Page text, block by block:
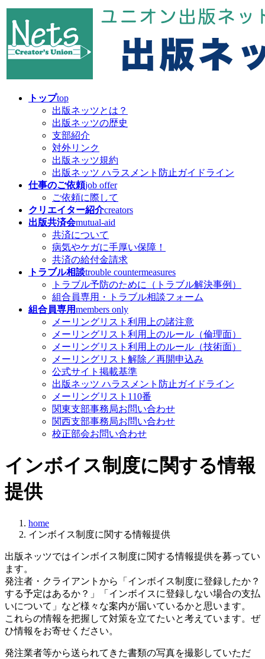
コ
ン
ン
ツ
ナ
ビ
ー
シ
トップtop
出版ネッツとは？
出版ネッツの歴史
支部紹介
対外リンク
出版ネッツ規約
出版ネッツ ハラスメント防止ガイドライン
仕事のご依頼job offer
ご依頼に際して
クリエイター紹介creators
出版共済会mutual-aid
共済について
病気やケガに手厚い保障！
共済の給付金請求
トラブル相談trouble countermeasures
トラブル予防のために（トラブル解決事例）
組合員専用・トラブル相談フォーム
組合員専用members only
メーリングリスト利用上の諸注意
メーリングリスト利用上のルール（倫理面）
メーリングリスト利用上のルール（技術面）
メーリングリスト解除／再開申込み
公式サイト掲載基準
出版ネッツ ハラスメント防止ガイドライン
メーリングリスト110番
関東支部事務局お問い合わせ
関西支部事務局お問い合わせ
校正部会お問い合わせ
インボイス制度に関する情報
提供
home
インボイス制度に関する情報提供
出版ネッツではインボイス制度に関する情報提供を募ってい
ます。
発注者・クライアントから「インボイス制度に登録したか？
する予定はあるか？」「インボイスに登録しない場合の支払
いについて」など様々な案内が届いているかと思います。
これらの情報を把握して対策を立てたいと考えています。ぜ
ひ情報をお寄せください。
発注業者等から送られてきた書類の写真を撮影していただ